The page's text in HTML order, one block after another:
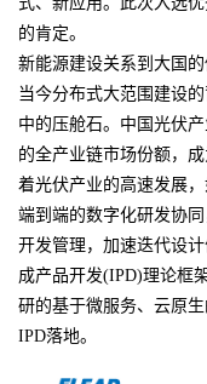
的肯定。
新能源建设关系到大国
当今分布式大范围建设
中的压舱石。中国光伏
的全产业链市场份额，
着光伏产业的高速发展
端到端的数字化研发协
开发管理，加速迭代设
成产品开发(IPD)理论框
研的基于微服务、云原
IPD落地。